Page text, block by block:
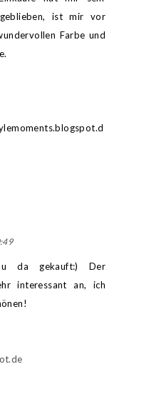
ist mir vor
Farbe und
da gekauft:) Der
interessant an, ich